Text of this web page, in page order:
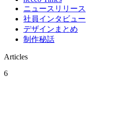
ニュースリリース
社員インタビュー
デザインまとめ
制作秘話
Articles
6